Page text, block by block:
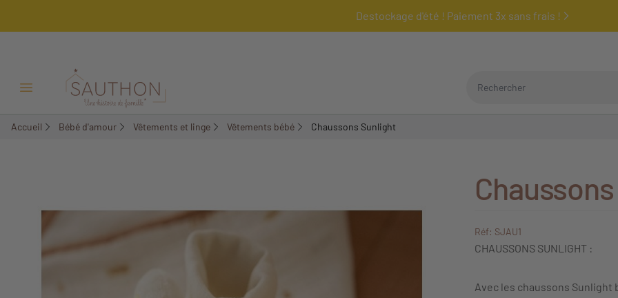
Destockage d'été ! Paiement 3x sans frais !
Ouvrir/Fermer menu
Accueil Bébé d'amour Vêtements et linge Vêtements bébé Chaussons Sunlight
Réf: SJAU1
CHAUSSONS SUNLIGHT :
Avec les chaussons Sunlight